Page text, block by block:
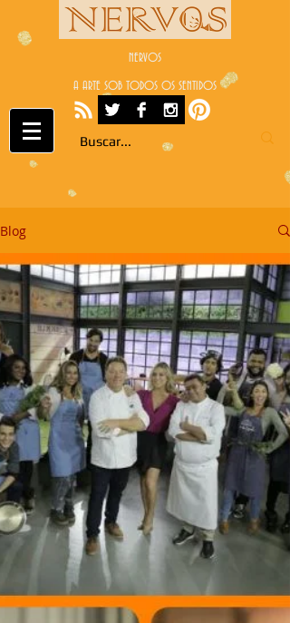
NERVOS
A ARTE SOB TODOS OS SENTIDOS
Blog